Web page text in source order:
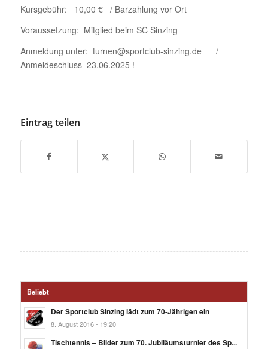
Kursgebühr: 10,00 € / Barzahlung vor Ort
Voraussetzung: Mitglied beim SC Sinzing
Anmeldung unter: turnen@sportclub-sinzing.de /
Anmeldeschluss 23.06.2025 !
Eintrag teilen
Beliebt
Der Sportclub Sinzing lädt zum 70-Jährigen ein
8. August 2016 - 19:20
Tischtennis – Bilder zum 70. Jubiläumsturnier des Sp...